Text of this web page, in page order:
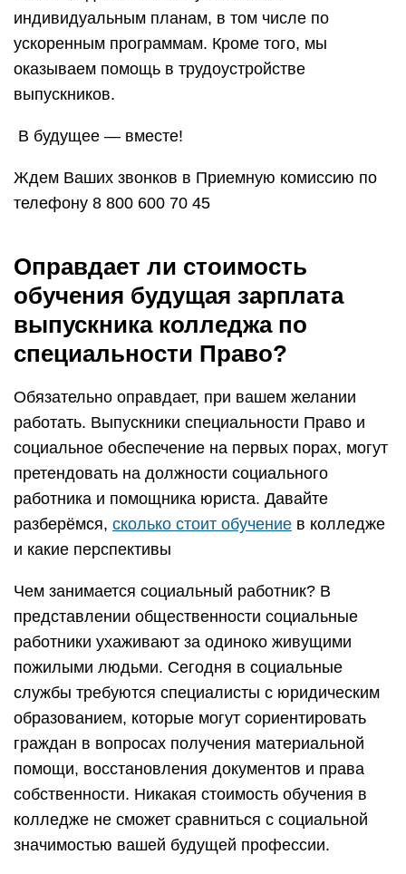
индивидуальным планам, в том числе по
ускоренным программам. Кроме того, мы
оказываем помощь в трудоустройстве
выпускников.
В будущее — вместе!
Ждем Ваших звонков в Приемную комиссию по
телефону 8 800 600 70 45
Оправдает ли стоимость
обучения будущая зарплата
выпускника колледжа по
специальности Право?
Обязательно оправдает, при вашем желании
работать. Выпускники специальности Право и
социальное обеспечение на первых порах, могут
претендовать на должности социального
работника и помощника юриста. Давайте
разберёмся, сколько стоит обучение в колледже
и какие перспективы
Чем занимается социальный работник? В
представлении общественности социальные
работники ухаживают за одиноко живущими
пожилыми людьми. Сегодня в социальные
службы требуются специалисты с юридическим
образованием, которые могут сориентировать
граждан в вопросах получения материальной
помощи, восстановления документов и права
собственности. Никакая стоимость обучения в
колледже не сможет сравниться с социальной
значимостью вашей будущей профессии.